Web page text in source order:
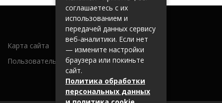
Карта сайта
Пользовательское соглашение
соглашаетесь с их
использованием и
передачей данных сервису
веб-аналитики. Если нет
— измените настройки
браузера или покиньте
сайт.
Политика обработки
персональных данных